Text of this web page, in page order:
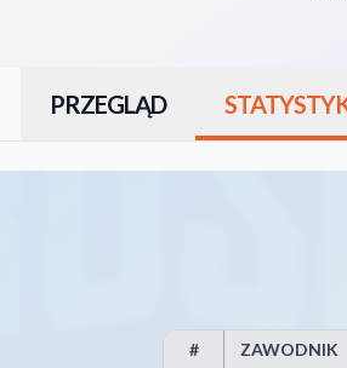
PRZEGLĄD
# ZAWODNIK